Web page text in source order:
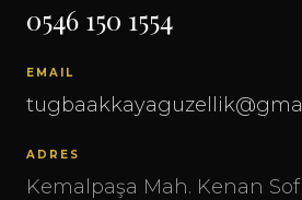
0546 150 1554
EMAIL
ADRES
Kemalpaşa Mah. Kenan